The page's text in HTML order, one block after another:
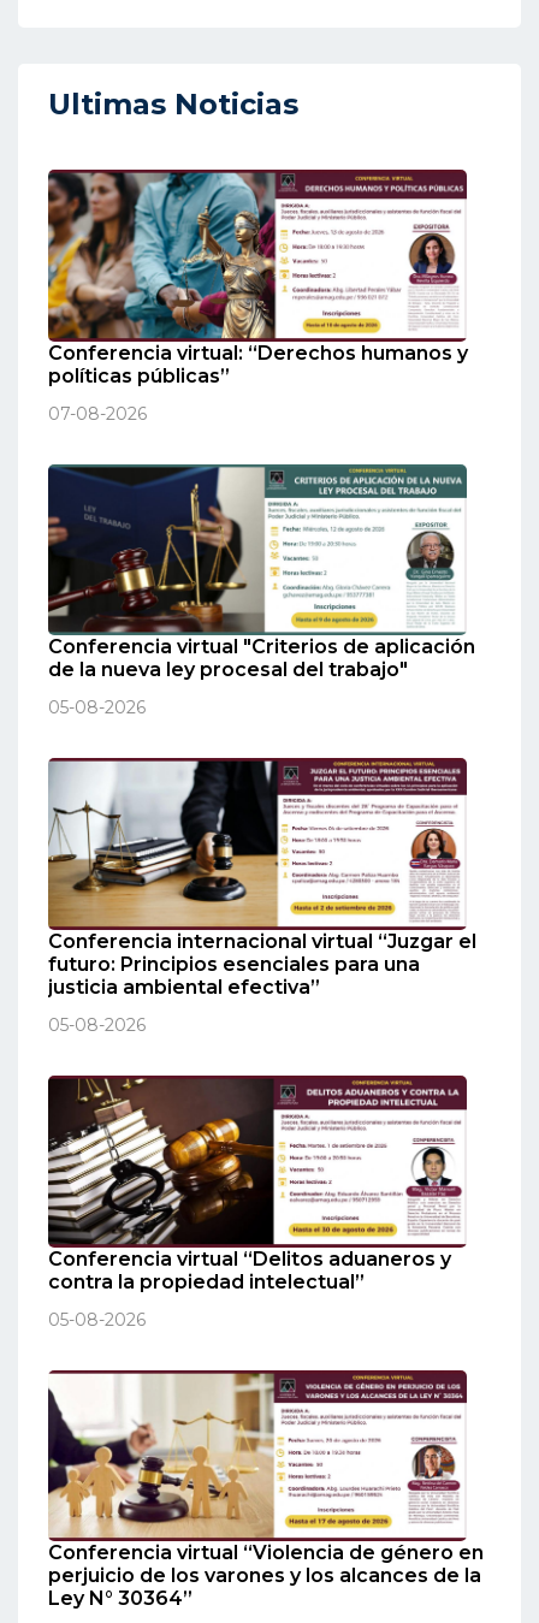
Ultimas Noticias
Conferencia virtual: “Derechos humanos y
políticas públicas”
07-08-2026
Conferencia virtual "Criterios de aplicación
de la nueva ley procesal del trabajo"
05-08-2026
Conferencia internacional virtual “Juzgar el
futuro: Principios esenciales para una
justicia ambiental efectiva”
05-08-2026
Conferencia virtual “Delitos aduaneros y
contra la propiedad intelectual”
05-08-2026
Conferencia virtual “Violencia de género en
perjuicio de los varones y los alcances de la
Ley N° 30364”